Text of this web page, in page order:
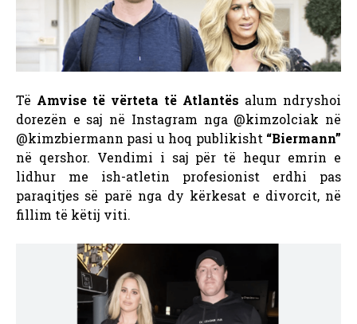
Të Amvise të vërteta të Atlantës alum ndryshoi
dorezën e saj në Instagram nga @kimzolciak në
@kimzbiermann pasi u hoq publikisht “Biermann”
në qershor. Vendimi i saj për të hequr emrin e
lidhur me ish-atletin profesionist erdhi pas
paraqitjes së parë nga dy kërkesat e divorcit, në
fillim të këtij viti.